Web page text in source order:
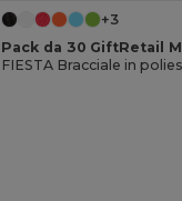
+3
Pack da 30 GiftRetail
FIESTA Bracciale in